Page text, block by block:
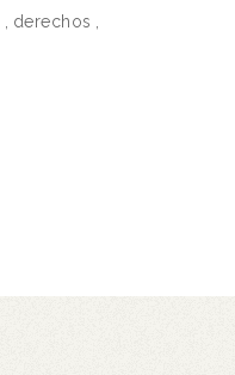
, derechos ,